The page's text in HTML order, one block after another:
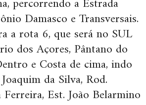
Damasco e Transversais.
a rota 6, que será no SUL
dos Açores, Pântano do
e Costa de cima, indo
da Silva, Rod.
Est. João Belarmino